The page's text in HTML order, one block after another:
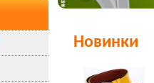
Новинки